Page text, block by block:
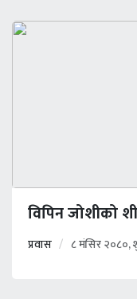
विपिन जोशीको
प्रवास ८ मंसिर २०८०,